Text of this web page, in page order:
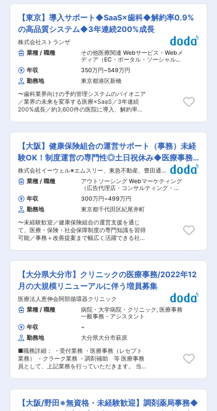
取り組みなども柔軟に可能です。 ■店舗の特徴：
各店鋪ともにかかりつけ薬局として様々な医療機
関より処方箋を受け付けています。30年間で藤
沢、茅ヶ崎の4店鋪合計で約40万人分のカルテを
保持しており、地域医療に努めています。全国す
べての医療機関より発行された処方箋を、まごこ
ろを込めて受付しています。なかでも「あやみ薬
局」では、未病やセルフメディケーション、小児
科から在宅〜ターミナルケアまで全ての世代にお
いて薬の専門家として役に立ち、臨床薬理学に根
ざした質の高い地域に密着した薬局を目指してい
ます。加速する少子高齢社会、ネットやTVにあふ
れるあやふやな医療情報や健康情報、広がる麻薬
ど、様々なテーマに正面から向き合い、人への思
いを形にしていく薬のプロフェッショナル集団と
更の範囲：会社の定める業務
プト業務 ・スタッフ管理 ・受付業務 ・人材育
成、マネジメント ・医療支援部長への報連相 及
び 各課との連携が必要となります。 ■配属部
署・組織構成：医療支援部は女性部長(50代)を筆
頭に検査課、薬剤課、コメディカル課、医事課に
より構成されています。 医事課では20〜50代の
10名（女性9名、男性1名）が活躍中です。 ■特
徴・魅力：残業少な目、9〜17時の業務時間。希
望休にてお休みの調整や午前休や午後休など半日
休暇がある為、柔軟な働き方が出来ます。 ■当ポ
ジションの魅力： 勤務時間は9〜17時、残業は少
なく月0〜10時間程度です。さらに有給消化率
90％以上と働きやすい環境です。医療支援部部長
により働き方改革を断行。改革前は残業時間が多
かった医療支援部内全体でほとんどなくなりまし
た。 ■当院の特徴： ・聖和病院は昭和62年開
養病床32床からなケアミックス型の病院です。
変更の範囲：会社の定める業務
【東京】導入サポート◆SaaS×歯科◆解約率0.9%
の高品質システム◆3年連続200%成長
株式会社ストランザ
業種 / 職種
その他医療関連 Webサービス・Webメ
ディア（EC・ポータル・ソーシャル）
医療事務 テクニカルサポート・カスタ
マーサポート（IT製品）
年収 350万円~549万円
勤務地
東京都港区新橋
〜歯科業界向けの予約管理システムのパイオニア
／業界の未来を変革する医療×SaaS／3年連続
200%成長／約3,600件の医院に導入、解約率
日々の業務においてスムーズにご活用いただける
よう、操作方法やデータ移行等についてご説明、
サポートする業務です。 ・歯科医院では「やりた
いこと」がたくさんあります。そして私達のシス
テムの強みは「便利で使いやすいシステム」であ
ること。 ・歯科医院の悩みを解決するために、ど
のようにサポートすれば顧客体験を向上させるカ
スタマーエクスペリエンスを提供出来るかを考
え、実行していただくお仕事です。 ・昨今の衛生
意識の高まりで医療業界にもIT化推進がより注目
されるようになり、当社ではいち早く診察券アプ
リや経営数字分析ツールをリリースし、歯科業界
のニーズにこたえ、高い信頼関係を構築しており
ます。 ■業務内容： ・担当顧客へのサポート業
務や、他部署との連携・調整なども行いながら、
下記導入サポート業務を行なっていただきます。
で稼働日までのスケジューリング、基本設定や
web予約、メッセージ送信についてご案内しま
す。操作方法説明は訪問する場合もあります。 ・
各種オプションの使い方や設定の説明 ・対応履歴
のsalesforceへの入力 ・Chatworkで医院様の問
い合わせ対応 ・マニュアル整備、新しくリリース
された機能についての情報アップデート、機能改
善提案等 ■担当製品：Apotool & Box for Dentist
について（https://apotool.jp/） ・歯科医院にお
ける予約管理など基本的な機能から、業界では革
新的な医療者同士の相談プラットフォームなどを
搭載するシステムです。紙ベースの業務フローか
らIT化を検討しているお客様は多く、その中でも
ード感で興味を持って頂けることが多いのが特徴
です。 ・これまで3,600件を超える導入事例があ
います。 変更の範囲：会社の定める業務
【大阪】健康保険組合の運営サポート（事務）未経
験OK！制度運営の専門性◎土日祝休み◆医療事務
歓迎◎
株式会社イーウェル※エムスリー、東急不動産、豊田通商
システムズ出資会社
業種 / 職種
アウトソーシング Webマーケティング
（広告代理店・コンサルティング・制
作）, 医療事務 一般事務・アシスタン
ト
年収 300万円~499万円
勤務地
東京都千代田区紀尾井町
〜未経験歓迎／健康保険組合の運営支援を通じ
て、医療・保険・社会保障制度の専門知識を習得
可能／事務＋改善提案まで幅広く活躍できる社会
支える健康保険組合。その運営を支援する専門性
の高いポジションです。 健康保険組合は、病気や
ケガをした際の医療費給付や各種手当金の支給、
健康診断などの健康づくり支援を通じて、多くの
人の暮らしを支える社会インフラの役割を担って
います。 イーウェルでは、健康保険組合のパート
ナーとして運営支援を行っています。本ポジショ
ンでは、制度に基づく事務手続きだけでなく、問
い合わせ対応や運営改善の提案などを通じて、よ
り良い健保運営を支えていただきます。 未経験の
方でも、制度の基礎から丁寧に学びながら成長で
きます。 ■業務詳細： ◇健康保険制度に基づく
各種申請手続き、書類審査、データ管理 ◇組合員
の医療費・各種手当金に関する給付業務 ◇資格確
認書の管理・発行手続き ◇加入企業や関係者から
の問い合わせ対応、調整業務 ◇健康保険組合の運
良いサービスや業務フローを考えていく仕事で
す。健康保険制度に関する専門知識を身につけな
【大分県大分市】クリニックの医療事務/2022年12
月の大規模リニューアルに伴う増員募集
医療法人恵伸会阿部循環器クリニック
業種 / 職種
病院・大学病院・クリニック , 医療事務
一般事務・アシスタント
年収
~
勤務地
大分県大分市萩原
■職務詳細： ・受付業務 ・医療事務（レセプト
業務） ・クラーク業務 ・調剤補助 等 医療事務
員として、上記業務を行っていただきます。 当院
務、レセプト業務のほか、クラーク業務や調剤補
助等の仕事もお手伝いいただく場合があります。
状況にもよりますが、残業は多くても月平均20時
【大阪/野田※無資格・未経験歓迎】調剤薬局事務◆